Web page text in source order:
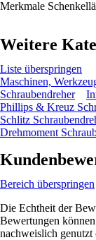
Merkmale
Weitere
Liste überspringen
Maschinen,
Schraubendreher
Phillips & Kreuz
Schlitz
Drehmoment
Bereich überspringen
Die Echtheit der
Bewertungen
nachweislich genutzt